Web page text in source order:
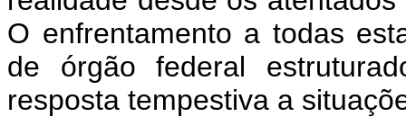
O enfrentamento a todas
de órgão federal
resposta tempestiva a